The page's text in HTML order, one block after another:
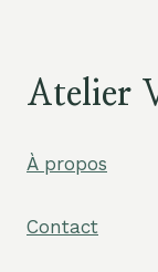
Atelier
À propos
Contact